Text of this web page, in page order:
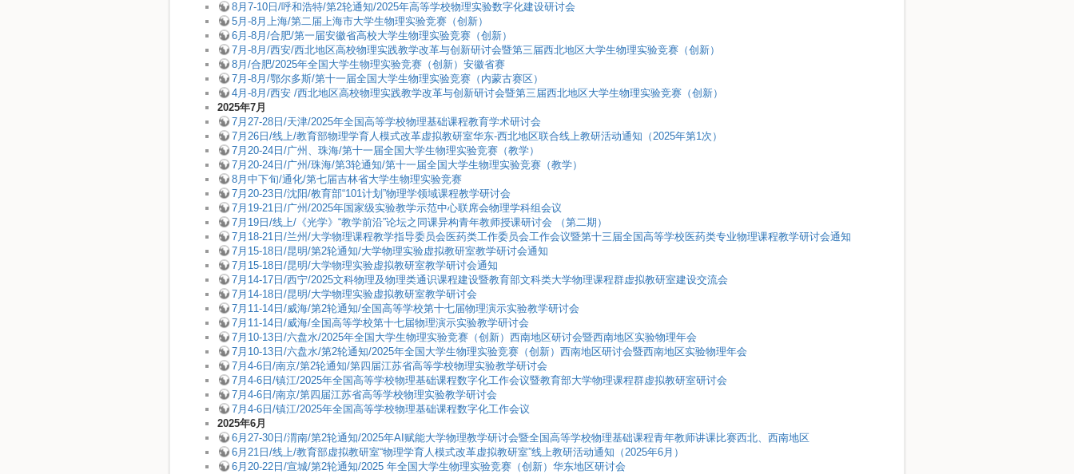
8月7-10日/呼和浩特/第2轮通知/2025年高等学校物理实验数字化建设研讨会
5月-8月上海/第二届上海市大学生物理实验竞赛（创新）
6月-8月/合肥/第一届安徽省高校大学生物理实验竞赛（创新）
7月-8月/西安/西北地区高校物理实践教学改革与创新研讨会暨第三届西北地区大学生物理实验竞赛（创新）
8月/合肥/2025年全国大学生物理实验竞赛（创新）安徽省赛
7月-8月/鄂尔多斯/第十一届全国大学生物理实验竞赛（内蒙古赛区）
4月-8月/西安 /西北地区高校物理实践教学改革与创新研讨会暨第三届西北地区大学生物理实验竞赛（创新）
2025年7月
7月27-28日/天津/2025年全国高等学校物理基础课程教育学术研讨会
7月26日/线上/教育部物理学育人模式改革虚拟教研室华东-西北地区联合线上教研活动通知（2025年第1次）
7月20-24日/广州、珠海/第十一届全国大学生物理实验竞赛（教学）
7月20-24日/广州/珠海/第3轮通知/第十一届全国大学生物理实验竞赛（教学）
8月中下旬/通化/第七届吉林省大学生物理实验竞赛
7月20-23日/沈阳/教育部“101计划”物理学领域课程教学研讨会
7月19-21日/广州/2025年国家级实验教学示范中心联席会物理学科组会议
7月19日/线上/《光学》“教学前沿”论坛之同课异构青年教师授课研讨会 （第二期）
7月18-21日/兰州/大学物理课程教学指导委员会医药类工作委员会工作会议暨第十三届全国高等学校医药类专业物理课程教学研讨会通知
7月15-18日/昆明/第2轮通知/大学物理实验虚拟教研室教学研讨会通知
7月15-18日/昆明/大学物理实验虚拟教研室教学研讨会通知
7月14-17日/西宁/2025文科物理及物理类通识课程建设暨教育部文科类大学物理课程群虚拟教研室建设交流会
7月14-18日/昆明/大学物理实验虚拟教研室教学研讨会
7月11-14日/威海/第2轮通知/全国高等学校第十七届物理演示实验教学研讨会
7月11-14日/威海/全国高等学校第十七届物理演示实验教学研讨会
7月10-13日/六盘水/2025年全国大学生物理实验竞赛（创新）西南地区研讨会暨西南地区实验物理年会
7月10-13日/六盘水/第2轮通知/2025年全国大学生物理实验竞赛（创新）西南地区研讨会暨西南地区实验物理年会
7月4-6日/南京/第2轮通知/第四届江苏省高等学校物理实验教学研讨会
7月4-6日/镇江/2025年全国高等学校物理基础课程数字化工作会议暨教育部大学物理课程群虚拟教研室研讨会
7月4-6日/南京/第四届江苏省高等学校物理实验教学研讨会
7月4-6日/镇江/2025年全国高等学校物理基础课程数字化工作会议
2025年6月
6月27-30日/渭南/第2轮通知/2025年AI赋能大学物理教学研讨会暨全国高等学校物理基础课程青年教师讲课比赛西北、西南地区
6月21日/线上/教育部虚拟教研室“物理学育人模式改革虚拟教研室”线上教研活动通知（2025年6月）
6月20-22日/宣城/第2轮通知/2025 年全国大学生物理实验竞赛（创新）华东地区研讨会